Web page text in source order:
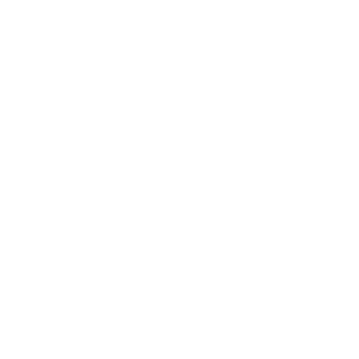
Ich bin damit einverstanden, dass mir externe
Entsprechend ehrgeizig sind die